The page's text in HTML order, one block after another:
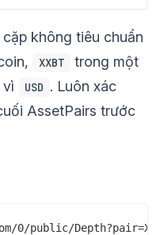
không tiêu chuẩn
XXBT
trong một
USD . Luôn xác
AssetPairs trước